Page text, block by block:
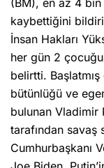
(BM), en az 4 bin
kaybettiğini
İnsan Hakları
her gün 2
belirtti.
bütünlüğü ve
bulunan Vladimir
tarafından
Cumhurbaşkanı